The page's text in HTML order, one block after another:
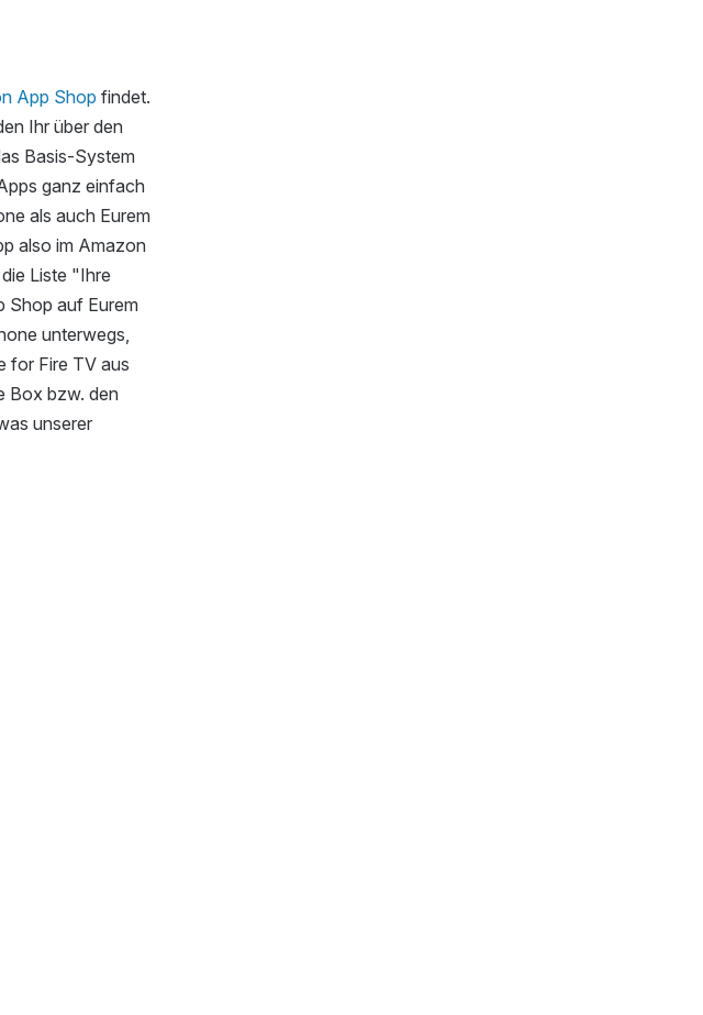
App Shop findet.
Ihr über den
Basis-System
ganz einfach
als auch Eurem
also im Amazon
Liste "Ihre
Shop auf Eurem
unterwegs,
for Fire TV aus
Box bzw. den
unserer